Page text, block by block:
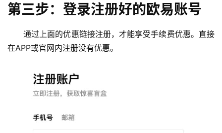
第三步：登录注册好的欧易账号
通过上面的优惠链接注册，才能享受手续费优惠。直接
在APP或官网内注册没有优惠。